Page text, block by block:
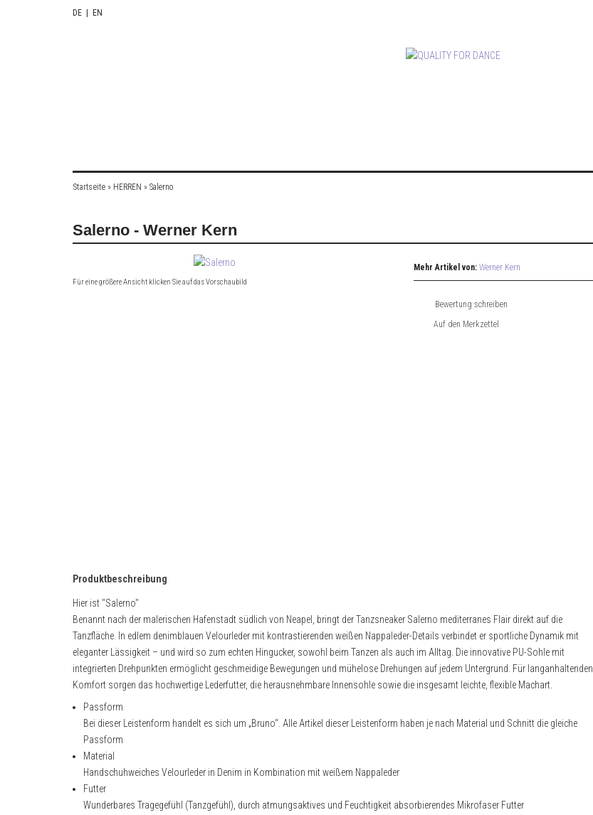
DE EN
Startseite » HERREN » Salerno
Salerno - Werner Kern
Für eine größere Ansicht klicken Sie auf das Vorschaubild
Mehr Artikel von: Werner Kern
Bewertung schreiben
Produktbeschreibung
Hier ist "Salerno"
Benannt nach der malerischen Hafenstadt südlich von Neapel, bringt der Tanzsneaker Salerno mediterranes Flair direkt auf die
Tanzfläche. In edlem denimblauen Velourleder mit kontrastierenden weißen Nappaleder-Details verbindet er sportliche Dynamik mit
eleganter Lässigkeit – und wird so zum echten Hingucker, sowohl beim Tanzen als auch im Alltag. Die innovative PU-Sohle mit
integrierten Drehpunkten ermöglicht geschmeidige Bewegungen und mühelose Drehungen auf jedem Untergrund. Für langanhaltenden
Komfort sorgen das hochwertige Lederfutter, die herausnehmbare Innensohle sowie die insgesamt leichte, flexible Machart.
Passform
Bei dieser Leistenform handelt es sich um „Bruno“. Alle Artikel dieser Leistenform haben je nach Material und Schnitt die gleiche
Passform
Material
Handschuhweiches Velourleder in Denim in Kombination mit weißem Nappaleder
Futter
Wunderbares Tragegefühl (Tanzgefühl), durch atmungsaktives und Feuchtigkeit absorbierendes Mikrofaser Futter